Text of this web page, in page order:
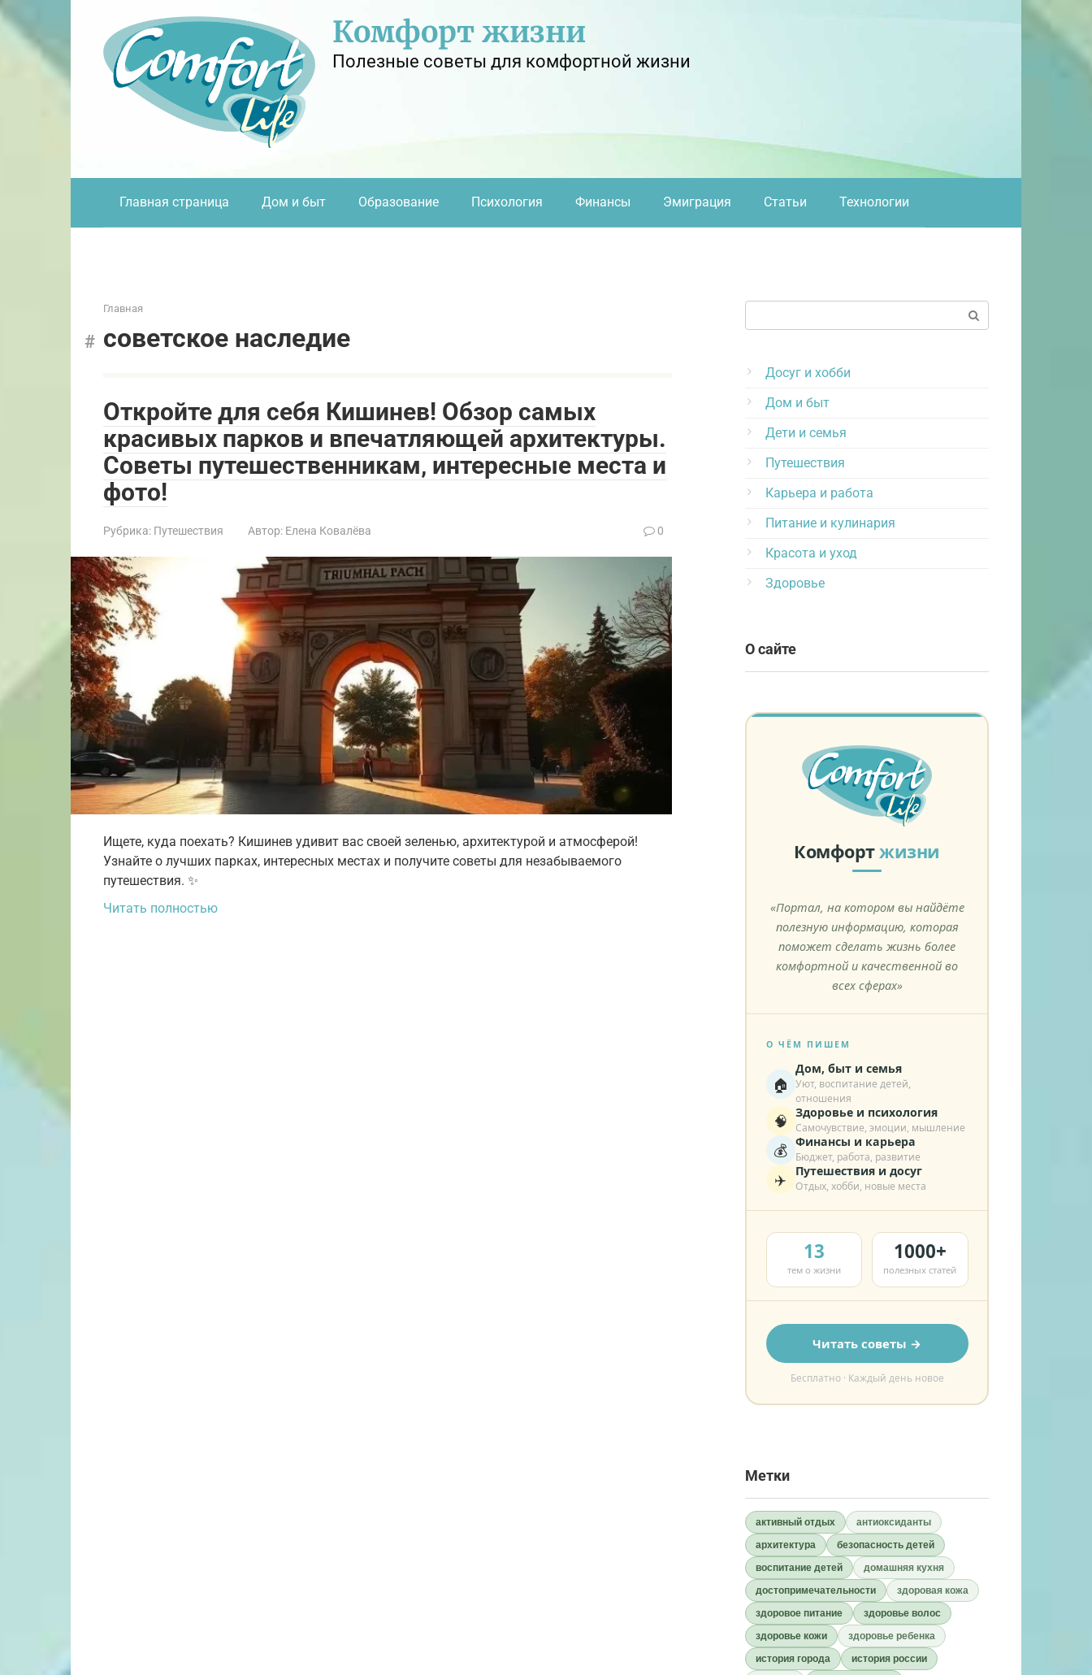
Перейти
контенту
Комфорт жизни
Полезные советы для комфортной жизни
Главная страница Дом и быт Образование Психология Финансы Эмиграция Статьи Технологии
Главная
советское наследие
Откройте для себя Кишинев! Обзор самых
красивых парков и впечатляющей архитектуры.
Советы путешественникам‚ интересные места и
фото!
Рубрика: Путешествия Автор: Елена Ковалёва 0
Ищете, куда поехать? Кишинев удивит вас своей зеленью, архитектурой и атмосферой!
Узнайте о лучших парках, интересных местах и получите советы для незабываемого
путешествия. ✨
Читать полностью
Досуг и хобби
Дом и быт
Дети и семья
Путешествия
Карьера и работа
Питание и кулинария
Красота и уход
Здоровье
О сайте
Комфортжизни
«Портал, на котором вы найдёте
полезную информацию, которая
поможет сделать жизнь более
комфортной и качественной во
всех сферах»
О ЧЁМ ПИШЕМ
🏠
Дом, быт и семья
Уют, воспитание детей,
отношения
🧠 Здоровье и психология
Самочувствие, эмоции, мышление
💰 Финансы и карьера
Бюджет, работа, развитие
✈️ Путешествия и досуг
Отдых, хобби, новые места
13
тем о жизни
1000+
полезных статей
Читать советы →
Бесплатно · Каждый день новое
Метки
активный отдых
антиоксиданты
архитектура
безопасность детей
воспитание детей
домашняя кухня
достопримечательности
здоровая кожа
здоровое питание
здоровье волос
здоровье кожи
здоровье ребенка
история города
история россии